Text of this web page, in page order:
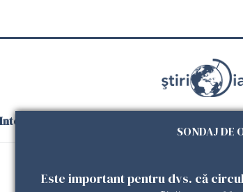
Internațional
SONDAJ DE
Este important pentru dvs. că